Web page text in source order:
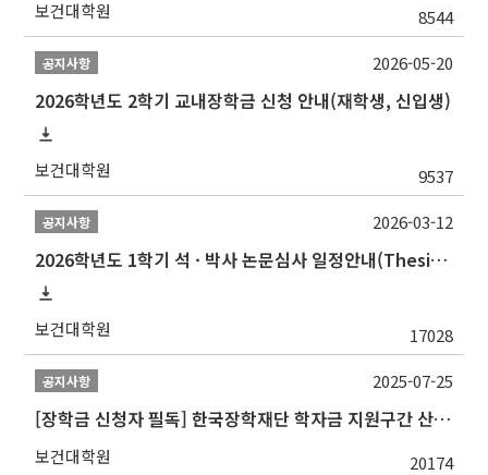
보건대학원 8544
공지사항
2026학년도 2학기 교내장학금 신청 안내(재학생, 신입생)
보건대학원 9537
2026-05-20
공지사항
2026학년도 1학기 석 · 박사 논문심사 일정안내(Thesis Defense Schedules)
보건대학원 17028
2026-03-12
공지사항
[장학금 신청자 필독] 한국장학재단 학자금 지원구간 산정 권고
보건대학원 20174
2025-07-25